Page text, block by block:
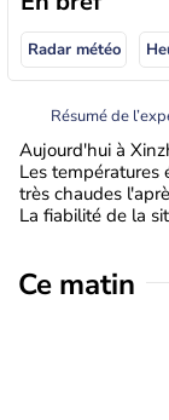
Radar météo
Résumé de
Aujourd'hui à
Les températures
très chaudes
La fiabilité de la
Ce matin